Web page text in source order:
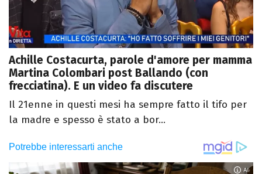
Achille Costacurta, parole d'amore per mamma
Martina Colombari post Ballando (con
frecciatina). E un video fa discutere
Il 21enne in questi mesi ha sempre fatto il tifo per
la madre e spesso è stato a bor...